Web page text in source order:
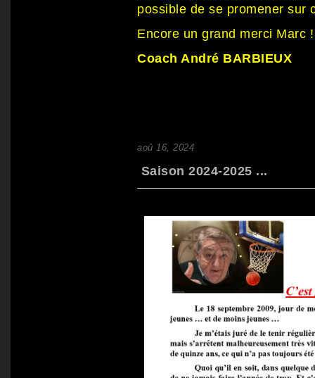
possible de se promener sur
Encore un grand merci Marc !
Coach André BARBIEUX
aoû 16, 2024
Saison 2024-2025 ...